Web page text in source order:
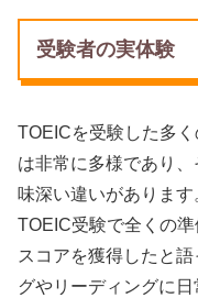
受験者の実体験
TOEICを受験した多
は非常に多様であり
味深い違いがありま
TOEIC受験で全くの
スコアを獲得したと
グやリーディングに